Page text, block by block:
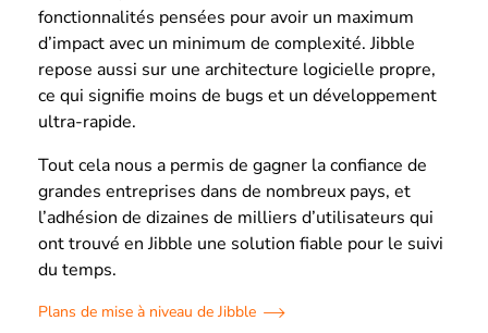
fonctionnalités pensées pour avoir un maximum
d’impact avec un minimum de complexité. Jibble
repose aussi sur une architecture logicielle propre,
ce qui signifie moins de bugs et un développement
ultra-rapide.
Tout cela nous a permis de gagner la confiance de
grandes entreprises dans de nombreux pays, et
l’adhésion de dizaines de milliers d’utilisateurs qui
ont trouvé en Jibble une solution fiable pour le suivi
du temps.
Plans de mise à niveau de Jibble